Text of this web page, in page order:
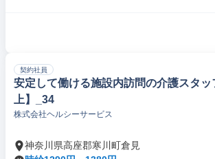
契約社員
安定して働ける施設内訪問の介護スタッ
上】_34
株式会社ヘルシーサービス
神奈川県高座郡寒川町倉見